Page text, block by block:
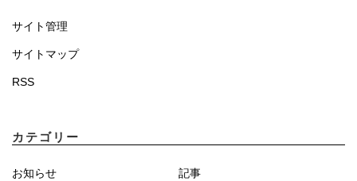
サイト管理
サイトマップ
RSS
カテゴリー
お知らせ 記事